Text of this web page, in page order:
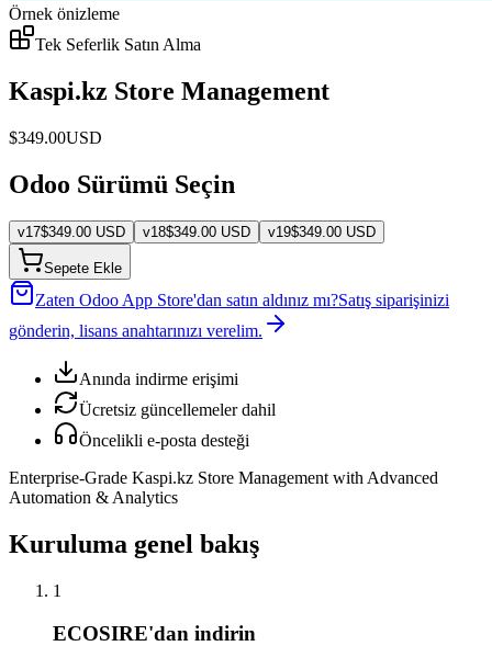
Örnek önizleme
Tek Seferlik Satın Alma
Kaspi.kz Store Management
$349.00USD
Odoo Sürümü Seçin
v17$349.00 USD v18$349.00 USD v19$349.00 USD
Sepete Ekle
Zaten Odoo App Store'dan satın aldınız mı?Satış siparişinizi
gönderin, lisans anahtarınızı verelim.
Anında indirme erişimi
Ücretsiz güncellemeler dahil
Öncelikli e-posta desteği
Enterprise-Grade Kaspi.kz Store Management with Advanced
Automation & Analytics
Kuruluma genel bakış
1
ECOSIRE'dan indirin